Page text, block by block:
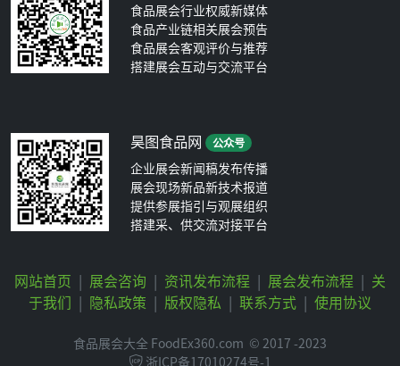
食品展会行业权威新媒体
食品产业链相关展会预告
食品展会客观评价与推荐
搭建展会互动与交流平台
昊图食品网 公众号
企业展会新闻稿发布传播
展会现场新品新技术报道
提供参展指引与观展组织
搭建采、供交流对接平台
网站首页 | 展会咨询 | 资讯发布流程 | 展会发布流程 | 关
于我们 | 隐私政策 | 版权隐私 | 联系方式 | 使用协议
食品展会大全 FoodEx360.com © 2017 -2023
浙ICP备17010274号-1